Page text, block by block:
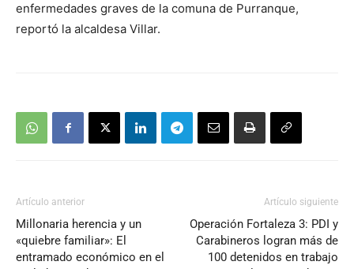
enfermedades graves de la comuna de Purranque,
reportó la alcaldesa Villar.
Artículo anterior
Millonaria herencia y un
«quiebre familiar»: El
entramado económico en el
Artículo siguiente
Operación Fortaleza 3: PDI y
Carabineros logran más de
100 detenidos en trabajo